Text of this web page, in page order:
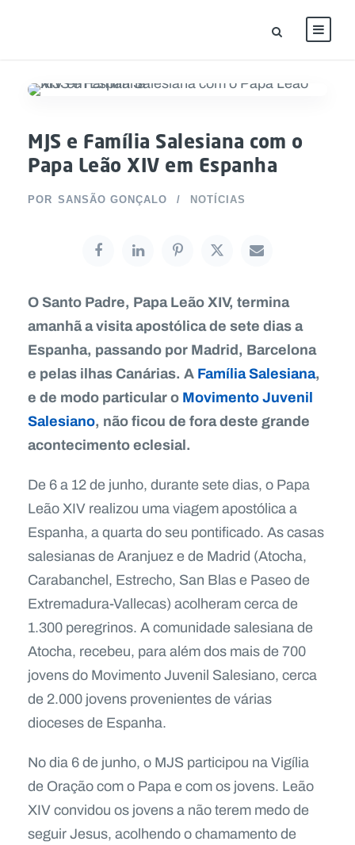
MJS e Família Salesiana com o
Papa Leão XIV em Espanha
POR SANSÃO GONÇALO NOTÍCIAS
O Santo Padre, Papa Leão XIV, termina
amanhã a visita apostólica de sete dias a
Espanha, passando por Madrid, Barcelona
e pelas ilhas Canárias. AFamília Salesiana,
e de modo particular oMovimento Juvenil
Salesiano, não ficou de fora deste grande
acontecimento eclesial.
De 6 a 12 de junho, durante sete dias, o Papa
Leão XIV realizou uma viagem apostólica a
Espanha, a quarta do seu pontificado. As casas
salesianas de Aranjuez e de Madrid (Atocha,
Carabanchel, Estrecho, San Blas e Paseo de
Extremadura-Vallecas) acolheram cerca de
1.300 peregrinos. A comunidade salesiana de
Atocha, recebeu, para além dos mais de 700
jovens do Movimento Juvenil Salesiano, cerca
de 2.000 jovens provenientes de várias
dioceses de Espanha.
No dia 6 de junho, o MJS participou na Vigília
de Oração com o Papa e com os jovens. Leão
XIV convidou os jovens a não terem medo de
seguir Jesus, acolhendo o chamamento de